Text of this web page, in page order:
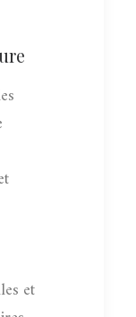
et